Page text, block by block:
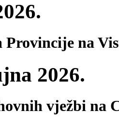
Provincije na
2026.
vježbi na